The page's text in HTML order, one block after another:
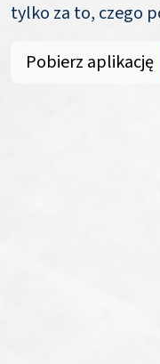
tylko za to, czego
Pobierz aplikację